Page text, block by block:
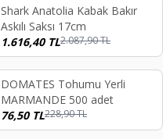
%23
Shark Anatolia Kabak Bakır
Askılı Saksı 17cm
1.616,40TL2.087,90TL
%67
DOMATES Tohumu Yerli
MARMANDE 500 adet
76,50TL228,90TL